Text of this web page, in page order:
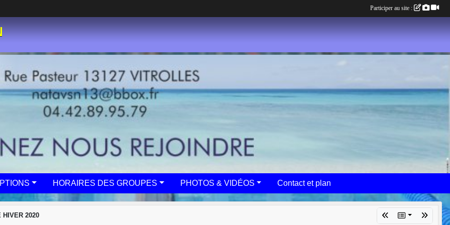
HORAIRES DES GROUPES PHOTOS & VIDÉOS Contact et plan
HIVER 2020
Participer au site :